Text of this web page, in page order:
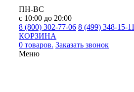
ПН-ВС
с 10:00 до 20:00
8 (800) 302-77-06 8 (499) 348-15-11
КОРЗИНА
0 товаров. Заказать звонок
Меню